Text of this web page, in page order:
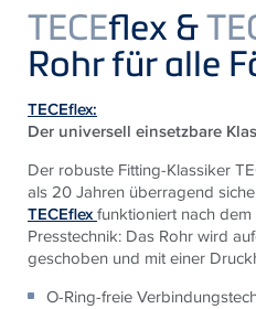
TECEflex &
Rohr für alle
TECEflex:
Der universell einsetzbare
Der robuste Fitting-Klassiker
als 20 Jahren überragend
TECEflexfunktioniert nach
Presstechnik: Das Rohr wird
geschoben und mit einer
O-Ring-freie